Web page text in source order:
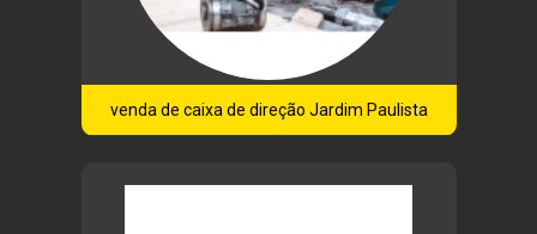
venda de caixa de direção Jardim Paulista